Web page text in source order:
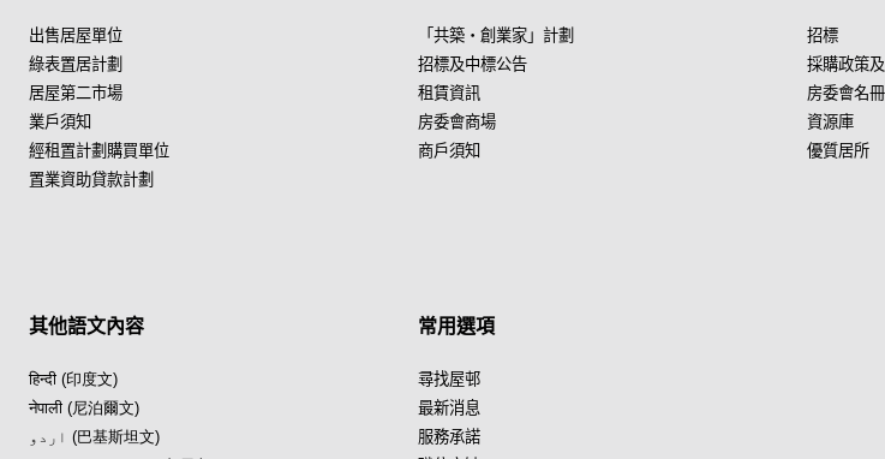
出售居屋單位
綠表置居計劃
居屋第二市場
業戶須知
經租置計劃購買單位
置業資助貸款計劃
「共築・創業家」計劃
招標及中標公告
租賃資訊
房委會商場
商戶須知
招標
採購政策及
房委會名
資源庫
優質居所
其他語文內容
हिन्दी (印度文)
नेपाली (尼泊爾文)
اردو (巴基斯坦文)
常用選項
尋找屋邨
最新消息
服務承諾